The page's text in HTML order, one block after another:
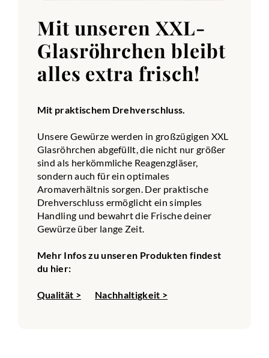
Mit unseren XXL-
Glasröhrchen bleibt
alles extra frisch!
Mit praktischem Drehverschluss.
Unsere Gewürze werden in großzügigen XXL
Glasröhrchen abgefüllt, die nicht nur größer
sind als herkömmliche Reagenzgläser,
sondern auch für ein optimales
Aromaverhältnis sorgen. Der praktische
Drehverschluss ermöglicht ein simples
Handling und bewahrt die Frische deiner
Gewürze über lange Zeit.
Mehr Infos zu unseren Produkten findest
du hier:
Qualität > Nachhaltigkeit >